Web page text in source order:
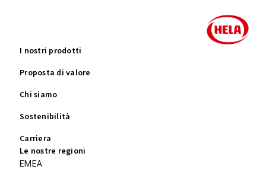
I nostri prodotti
Proposta di valore
Chi siamo
Sostenibilità
Carriera
Le nostre regioni
EMEA